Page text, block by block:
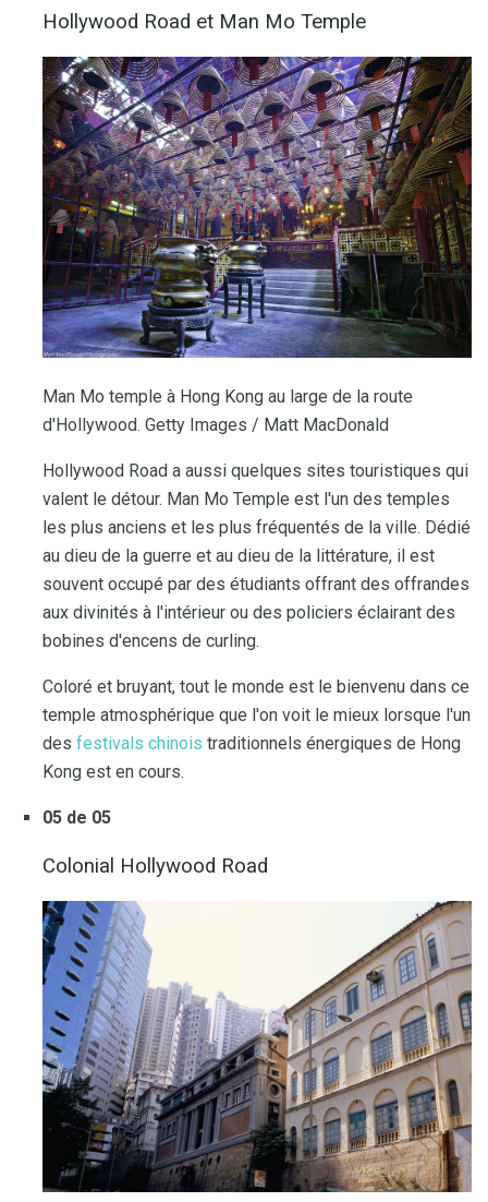
Hollywood Road et Man Mo Temple
Man Mo temple à Hong Kong au large de la route
d'Hollywood. Getty Images / Matt MacDonald
Hollywood Road a aussi quelques sites touristiques qui
valent le détour. Man Mo Temple est l'un des temples
les plus anciens et les plus fréquentés de la ville. Dédié
au dieu de la guerre et au dieu de la littérature, il est
souvent occupé par des étudiants offrant des offrandes
aux divinités à l'intérieur ou des policiers éclairant des
bobines d'encens de curling.
Coloré et bruyant, tout le monde est le bienvenu dans ce
temple atmosphérique que l'on voit le mieux lorsque l'un
des festivals chinois traditionnels énergiques de Hong
Kong est en cours.
05 de 05
Colonial Hollywood Road